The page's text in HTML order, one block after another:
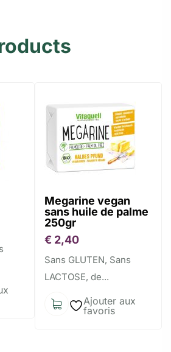
Megarine vegan
sans huile de palme
250gr
€ 2,40
Sans GLUTEN, Sans
LACTOSE, de...
Ajouter aux
favoris